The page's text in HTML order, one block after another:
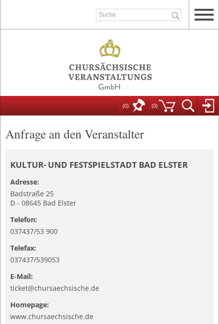
(0) (0)
Anfrage an den Veranstalter
KULTUR- UND FESTSPIELSTADT BAD ELSTER
Adresse:
Badstraße 25
D - 08645 Bad Elster
Telefon:
037437/53 900
Telefax:
037437/539053
E-Mail:
ticket@chursaechsische.de
Homepage:
www.chursaechsische.de